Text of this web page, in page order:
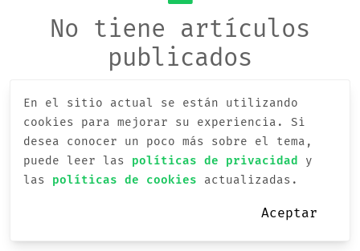
No tiene artículos
publicados
En el sitio actual se están utilizando
cookies para mejorar su experiencia.
Si
desea conocer un poco más sobre el tema,
puede leer las políticas de privacidad
y
las políticas de cookies actualizadas.
Aceptar